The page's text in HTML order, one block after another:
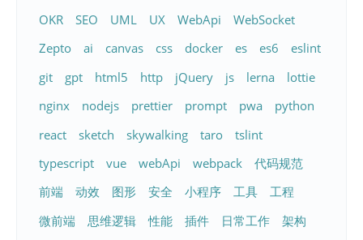
OKR
SEO UML UX WebApi
WebSocket
Zepto
ai canvas css docker es es6
eslint
git
gpt html5 http jQuery js lerna
lottie
nginx
nodejs prettier prompt pwa
python
react
sketch skywalking taro
tslint
typescript
vue webApi webpack
代码规范
前端
动效 图形 安全 小程序 工具
工程
微前端
思维逻辑 性能 插件 日常工作
架构